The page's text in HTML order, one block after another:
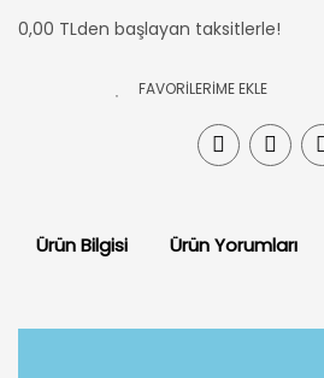
0,00 TLden başlayan taksitlerle!
Ürün Bilgisi Ürün Yorumları